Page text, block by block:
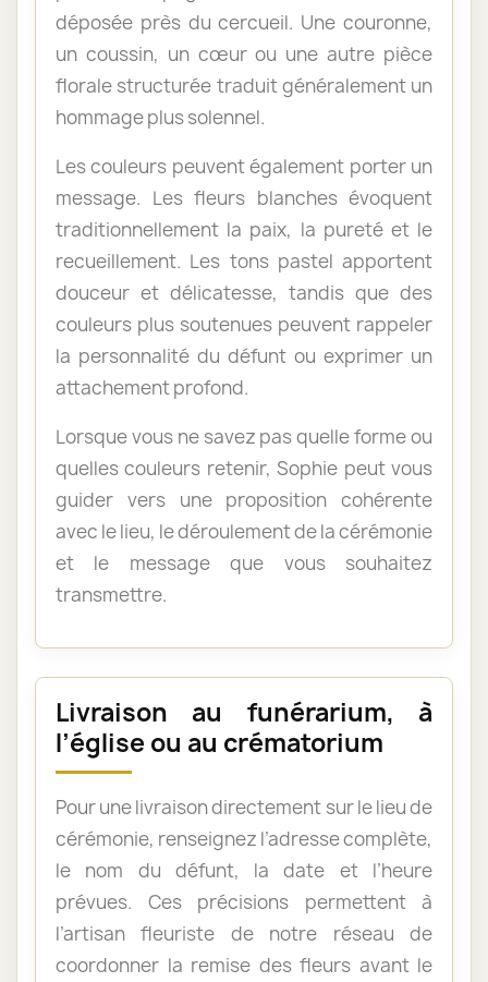
déposée près du cercueil. Une couronne,
un coussin, un cœur ou une autre pièce
florale structurée traduit généralement un
hommage plus solennel.
Les couleurs peuvent également porter un
message. Les fleurs blanches évoquent
traditionnellement la paix, la pureté et le
recueillement. Les tons pastel apportent
douceur et délicatesse, tandis que des
couleurs plus soutenues peuvent rappeler
la personnalité du défunt ou exprimer un
attachement profond.
Lorsque vous ne savez pas quelle forme ou
quelles couleurs retenir, Sophie peut vous
guider vers une proposition cohérente
avec le lieu, le déroulement de la cérémonie
et le message que vous souhaitez
transmettre.
Livraison au funérarium, à
l’église ou au crématorium
Pour une livraison directement sur le lieu de
cérémonie, renseignez l’adresse complète,
le nom du défunt, la date et l’heure
prévues. Ces précisions permettent à
l’artisan fleuriste de notre réseau de
coordonner la remise des fleurs avant le